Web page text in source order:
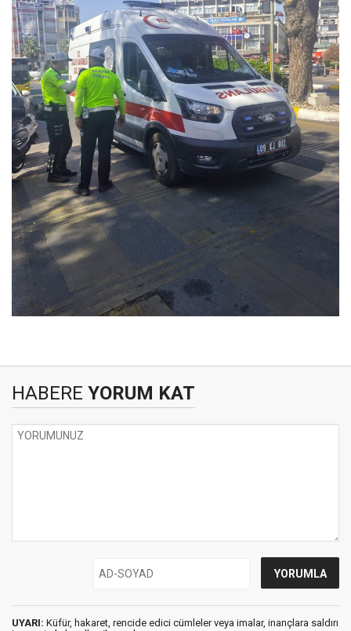
HABERE YORUM KAT
UYARI: Küfür, hakaret, rencide edici cümleler veya imalar, inançlara saldırı